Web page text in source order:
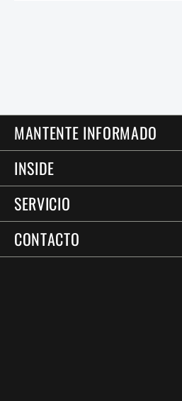
MANTENTE INFORMADO
INSIDE
SERVICIO
CONTACTO